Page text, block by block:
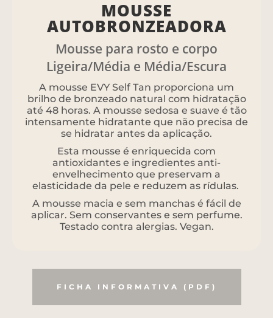
MOUSSE
AUTOBRONZEADORA
Mousse para rosto e corpo
Ligeira/Média e Média/Escura
A mousse EVY Self Tan proporciona um
brilho de bronzeado natural com hidratação
até 48 horas. A mousse sedosa e suave é tão
intensamente hidratante que não precisa de
se hidratar antes da aplicação.
Esta mousse é enriquecida com
antioxidantes e ingredientes anti-
envelhecimento que preservam a
elasticidade da pele e reduzem as rídulas.
A mousse macia e sem manchas é fácil de
aplicar. Sem conservantes e sem perfume.
Testado contra alergias. Vegan.
FICHA INFORMATIVA (PDF)